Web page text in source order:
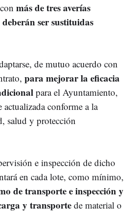
más de tres averías
ser sustituidas
de mutuo acuerdo con
para mejorar la eficacia
para el Ayuntamiento,
actualizada conforme a la
salud y protección
e inspección de dicho
en cada lote, como mínimo,
de transporte e inspección y
y transporte de material o